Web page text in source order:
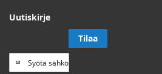
Uutiskirje
Tilaa
uutiskirje
Tilaa